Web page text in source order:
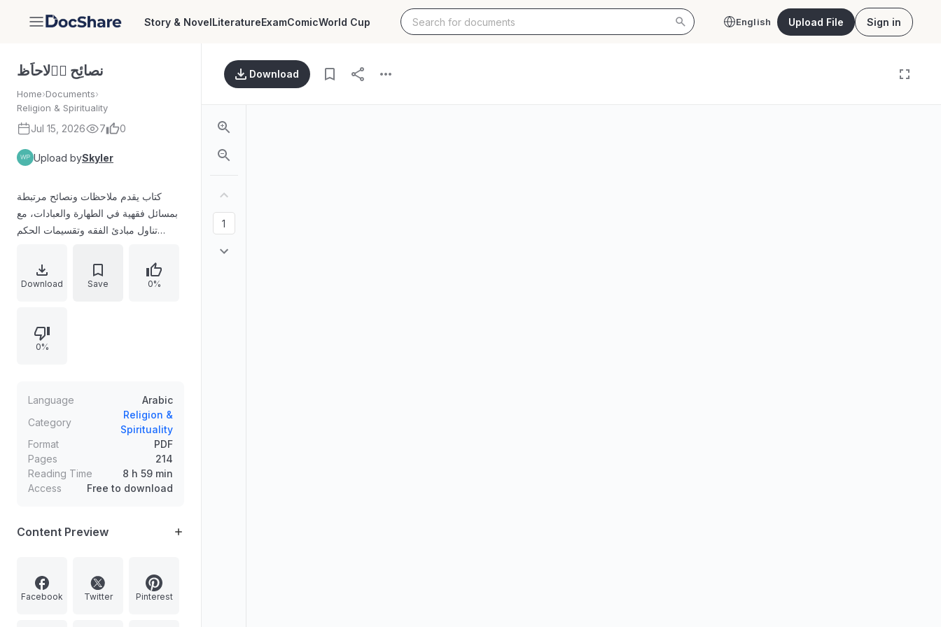
DocShare Story & NovelLiteratureExamComicWorld Cup English Upload File Sign in
لاحاَظ和َ نصائِح
Home›Documents›
Religion & Spirituality
Jul 15, 2026 7 0
Upload bySkyler
كتاب يقدم ملاحظات ونصائح مرتبطة
بمسائل فقهية في الطهارة والعبادات، مع
تناول مبادئ الفقه وتقسيمات الحكم
والإباحة، وشرح مصادر الاستدلال كالنص
والكتاب والسنة والإجماع والقياس،
Download Save 0%
0%
Language
Arabic
Category
Religion &
Spirituality
Format
PDF
Pages
214
Reading Time
8 h 59 min
Access
Free to download
Content Preview
Facebook Twitter Pinterest
Download